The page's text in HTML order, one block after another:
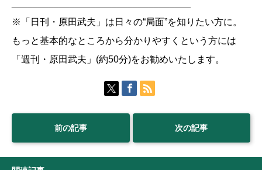
※「日刊・原田武夫」は日々の“局面”を知りたい方に。
もっと基本的なところから分かりやすくという方には
「週刊・原田武夫」(約50分)をお勧めいたします。
前の記事 次の記事